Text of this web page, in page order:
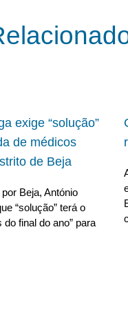
exige “solução”
de médicos
de Beja
Beja, António
“solução” terá o
final do ano” para